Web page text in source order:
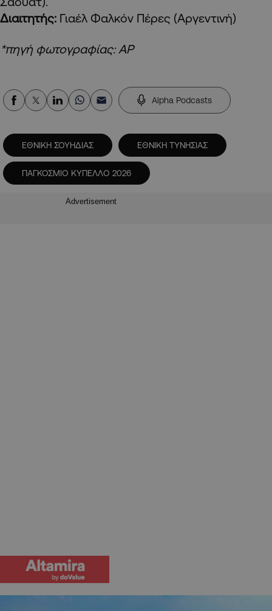
Διαιτητής: Γιαέλ Φαλκόν Πέρες (Αργεντινή)
*πηγή φωτογραφίας: AP
Alpha Podcasts
ΕΘΝΙΚΗ ΣΟΥΗΔΙΑΣ ΕΘΝΙΚΗ ΤΥΝΗΣΙΑΣ
ΠΑΓΚΟΣΜΙΟ ΚΥΠΕΛΛΟ 2026
Advertisement